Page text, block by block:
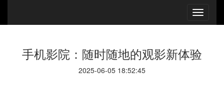
手机影院：随时随地的观影新体验
2025-06-05 18:52:45